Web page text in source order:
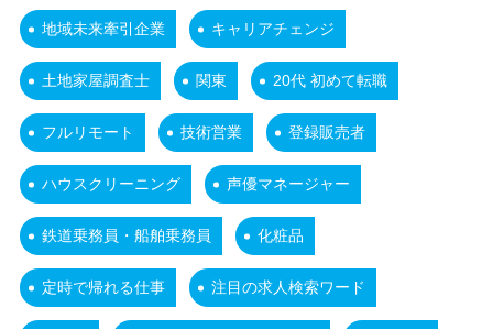
地域未来牽引企業 キャリアチェンジ
土地家屋調査士 関東 20代 初めて転職
フルリモート 技術営業 登録販売者
ハウスクリーニング 声優マネージャー
鉄道乗務員・船舶乗務員 化粧品
定時で帰れる仕事 注目の求人検索ワード